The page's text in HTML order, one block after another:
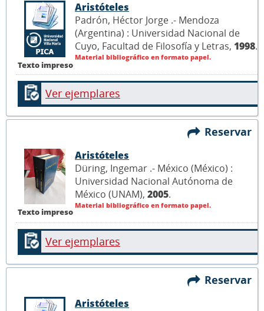
Texto impreso
Aristóteles
Padrón, Héctor Jorge .- Mendoza
(Argentina) : Universidad Nacional de
Cuyo, Facultad de Filosofía y Letras, 1998.
Material bibliográfico en formato papel.
Ver ejemplares
Reservar
Texto impreso
Aristóteles
Düring, Ingemar .- México (México) :
Universidad Nacional Autónoma de
México (UNAM), 2005.
Material bibliográfico en formato papel.
Ver ejemplares
Reservar
Aristóteles